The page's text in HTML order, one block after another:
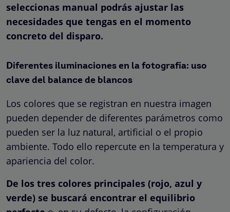
seleccionas manual podrás ajustar las
necesidades que tengas en el momento
concreto del disparo.
Diferentes iluminaciones en la fotografía: uso
clave del balance de blancos
Los colores que se registran en nuestra imagen
pueden depender de diferentes parámetros como
pueden ser la luz natural, artificial o el propio
ambiente. Todo ello repercute en la temperatura y
apariencia del color.
De los tres colores principales (rojo, azul y
verde) se buscará encontrar el equilibrio